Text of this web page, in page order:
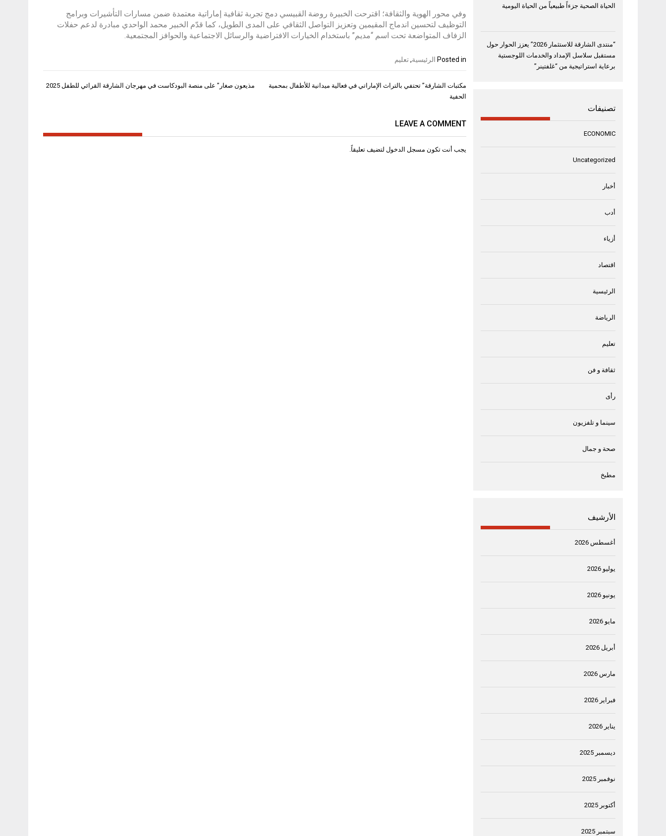
وفي محور الهوية والثقافة؛ اقترحت الخبيرة روضة القبيسي دمج تجربة ثقافية إماراتية معتمدة ضمن مسارات التأشيرات وبرامج
التوظيف لتحسين اندماج المقيمين وتعزيز التواصل الثقافي على المدى الطويل، كما قدّم الخبير محمد الواحدي مبادرة لدعم حفلات
الزفاف المتواضعة تحت اسم “مديم” باستخدام الخيارات الافتراضية والرسائل الاجتماعية والحوافز المجتمعية.
Posted in الرئيسية,تعليم
تصفّح
المقالات
مذيعون صغار” على منصة البودكاست في مهرجان الشارقة القرائي للطفل 2025
مكتبات الشارقة” تحتفي بالتراث الإماراتي في فعالية ميدانية للأطفال بمحمية
الحفية
LEAVE A COMMENT
يجب أنت تكون مسجل الدخول لتضيف تعليقاً.
الحياة الصحية جزءاً طبيعياً من الحياة اليومية
“منتدى الشارقة للاستثمار 2026” يعزز الحوار حول
مستقبل سلاسل الإمداد والخدمات اللوجستية
برعاية استراتيجية من “غلفتينر”
تصنيفات
ECONOMIC
Uncategorized
أخبار
أدب
أزياء
اقتصاد
الرئيسية
الرياضة
تعليم
ثقافة و فن
رأى
سينما و تلفزيون
صحة و جمال
مطبخ
الأرشيف
أغسطس 2026
يوليو 2026
يونيو 2026
مايو 2026
أبريل 2026
مارس 2026
فبراير 2026
يناير 2026
ديسمبر 2025
نوفمبر 2025
أكتوبر 2025
سبتمبر 2025